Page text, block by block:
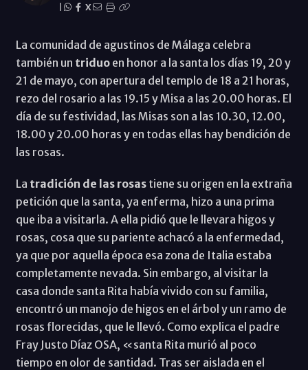
X
La comunidad de agustinos de Málaga celebra
también un triduoen honor a la santa los días 19, 20 y
21 de mayo, con apertura del templo de 18 a 21 horas,
rezo del rosario a las 19.15 y Misa a las 20.00 horas. El
día de su festividad, las Misas son a las 10.30, 12.00,
18.00 y 20.00 horas y en todas ellas hay bendición de
las rosas.
La tradición de las rosastiene su origen en la extraña
petición que la santa, ya enferma, hizo a una prima
que iba a visitarla. A ella pidió que le llevara higos y
rosas, cosa que su pariente achacó a la enfermedad,
ya que por aquella época esa zona de Italia estaba
completamente nevada. Sin embargo, al visitar la
casa donde santa Rita había vivido con su familia,
encontró un manojo de higos en el árbol y un ramo de
rosas florecidas, que le llevó. Como explica el padre
Fray Justo Díaz OSA, «santa Rita murió al poco
tiempo en olor de santidad. Tras ser aislada en el